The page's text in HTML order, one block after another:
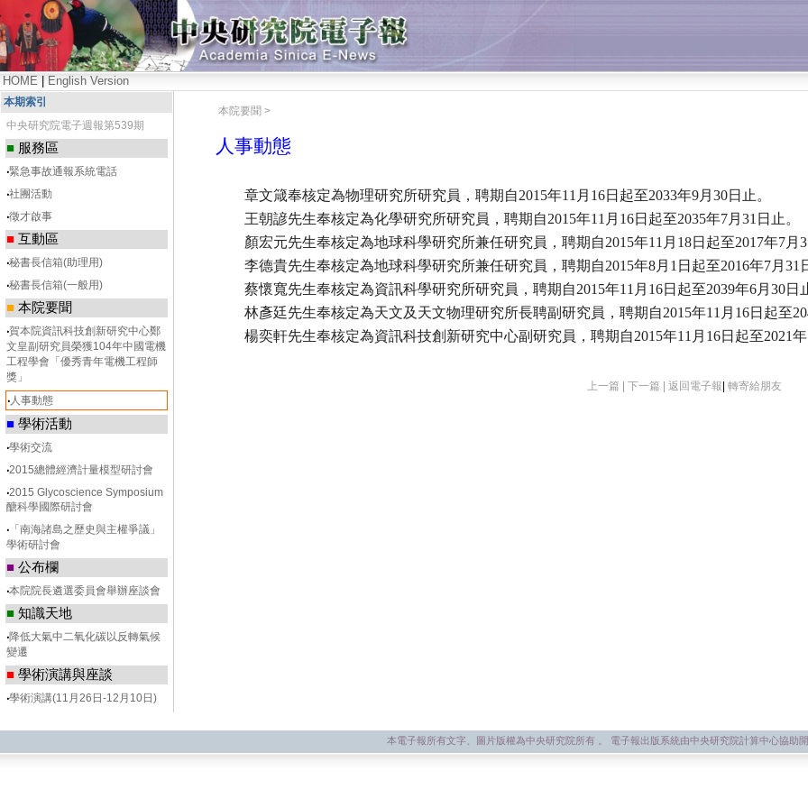
HOME English Version
本期索引
中央研究院電子週報第539期
■ 服務區
‧緊急事故通報系統電話
‧社團活動
‧徵才啟事
■ 互動區
‧秘書長信箱(助理用)
‧秘書長信箱(一般用)
■ 本院要聞
‧賀本院資訊科技創新研究中心鄭
文皇副研究員榮獲104年中國電機
工程學會「優秀青年電機工程師
獎」
‧人事動態
■ 學術活動
‧學術交流
‧2015總體經濟計量模型研討會
‧2015 Glycoscience Symposium
醣科學國際研討會
‧ 「南海諸島之歷史與主權爭議」
學術研討會
■ 公布欄
‧本院院長遴選委員會舉辦座談會
■ 知識天地
‧降低大氣中二氧化碳以反轉氣候
變遷
■ 學術演講與座談
‧學術演講(11月26日-12月10日)
本院要聞 >
人事動態
章文箴奉核定為物理研究所研究員，聘期自2015年11月16日起至2033年9月30日止。
王朝諺先生奉核定為化學研究所研究員，聘期自2015年11月16日起至2035年7月31日止。
顏宏元先生奉核定為地球科學研究所兼任研究員，聘期自2015年11月18日起至2017年7月
李德貴先生奉核定為地球科學研究所兼任研究員，聘期自2015年8月1日起至2016年7月31
蔡懷寬先生奉核定為資訊科學研究所研究員，聘期自2015年11月16日起至2039年6月30日
林彥廷先生奉核定為天文及天文物理研究所長聘副研究員，聘期自2015年11月16日起至
楊奕軒先生奉核定為資訊科技創新研究中心副研究員，聘期自2015年11月16日起至2021年
上一篇 | 下一篇 | 返回電子報 轉寄給朋友
本電子報所有文字、圖片版權為中央研究院所有 。 電子報出版系統由中央研究院計算中心協助